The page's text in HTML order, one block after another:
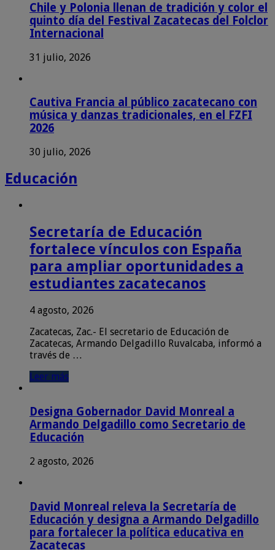
Chile y Polonia llenan de tradición y color el
quinto día del Festival Zacatecas del Folclor
Internacional
31 julio, 2026
Cautiva Francia al público zacatecano con
música y danzas tradicionales, en el FZFI
2026
30 julio, 2026
Educación
Secretaría de Educación
fortalece vínculos con España
para ampliar oportunidades a
estudiantes zacatecanos
4 agosto, 2026
Zacatecas, Zac.- El secretario de Educación de
Zacatecas, Armando Delgadillo Ruvalcaba, informó a
través de …
Leer más
Designa Gobernador David Monreal a
Armando Delgadillo como Secretario de
Educación
2 agosto, 2026
David Monreal releva la Secretaría de
Educación y designa a Armando Delgadillo
para fortalecer la política educativa en
Zacatecas